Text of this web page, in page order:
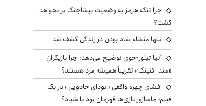
چرا تنگه هرمز به وضعیت پیشاجنگ بر نخواهد
گشت؟
تنها منشاء شاد بودن در زندگی کشف شد
آنیا تیلور-جوی توضیح می‌دهد: چرا بازیگران
«متد اکتینگ» تقریباً همیشه مرد هستند؟
افشای چهره واقعی «بودای جادویی» در یک
فیلم؛ ماساژور نازی‌ها قهرمان بود یا شیاد؟